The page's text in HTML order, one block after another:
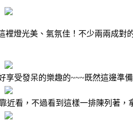
燈光美、氣氛佳！不少兩兩成
受發呆的樂趣的~~~既然這邊準
看，不過看到這樣一排陳列著，